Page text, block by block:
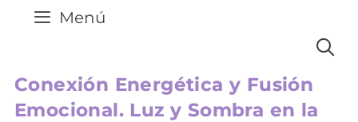
Menú
Conexión Energética y Fusión
Emocional. Luz y Sombra en la